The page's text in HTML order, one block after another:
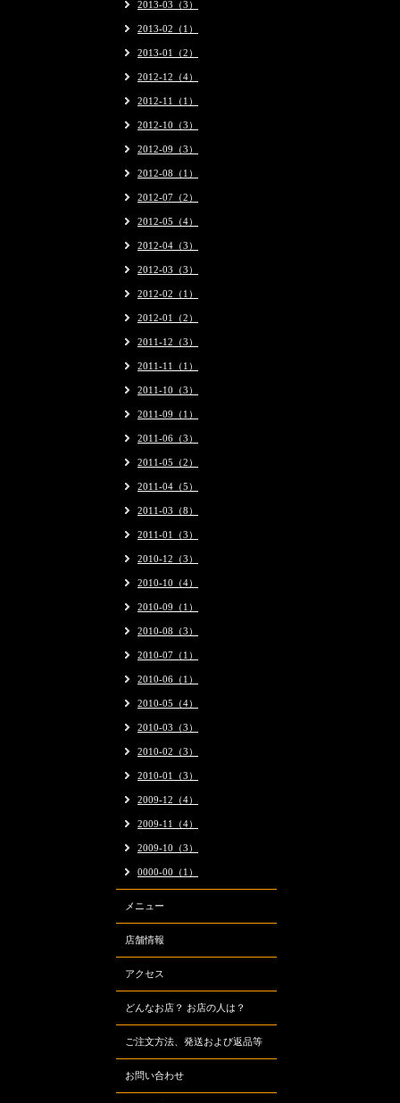
2013-03（3）
2013-02（1）
2013-01（2）
2012-12（4）
2012-11（1）
2012-10（3）
2012-09（3）
2012-08（1）
2012-07（2）
2012-05（4）
2012-04（3）
2012-03（3）
2012-02（1）
2012-01（2）
2011-12（3）
2011-11（1）
2011-10（3）
2011-09（1）
2011-06（3）
2011-05（2）
2011-04（5）
2011-03（8）
2011-01（3）
2010-12（3）
2010-10（4）
2010-09（1）
2010-08（3）
2010-07（1）
2010-06（1）
2010-05（4）
2010-03（3）
2010-02（3）
2010-01（3）
2009-12（4）
2009-11（4）
2009-10（3）
0000-00（1）
メニュー
店舗情報
アクセス
どんなお店？ お店の人は？
ご注文方法、発送および返品等
お問い合わせ